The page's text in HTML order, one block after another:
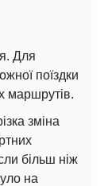
Для
поїздки
маршрутів.
зміна
більш ніж
на